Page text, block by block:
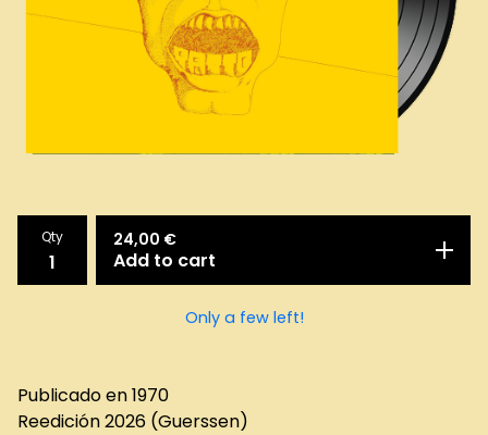
Qty 24,00 €
Add to cart
Only a few left!
Publicado en 1970
Reedición 2026 (Guerssen)